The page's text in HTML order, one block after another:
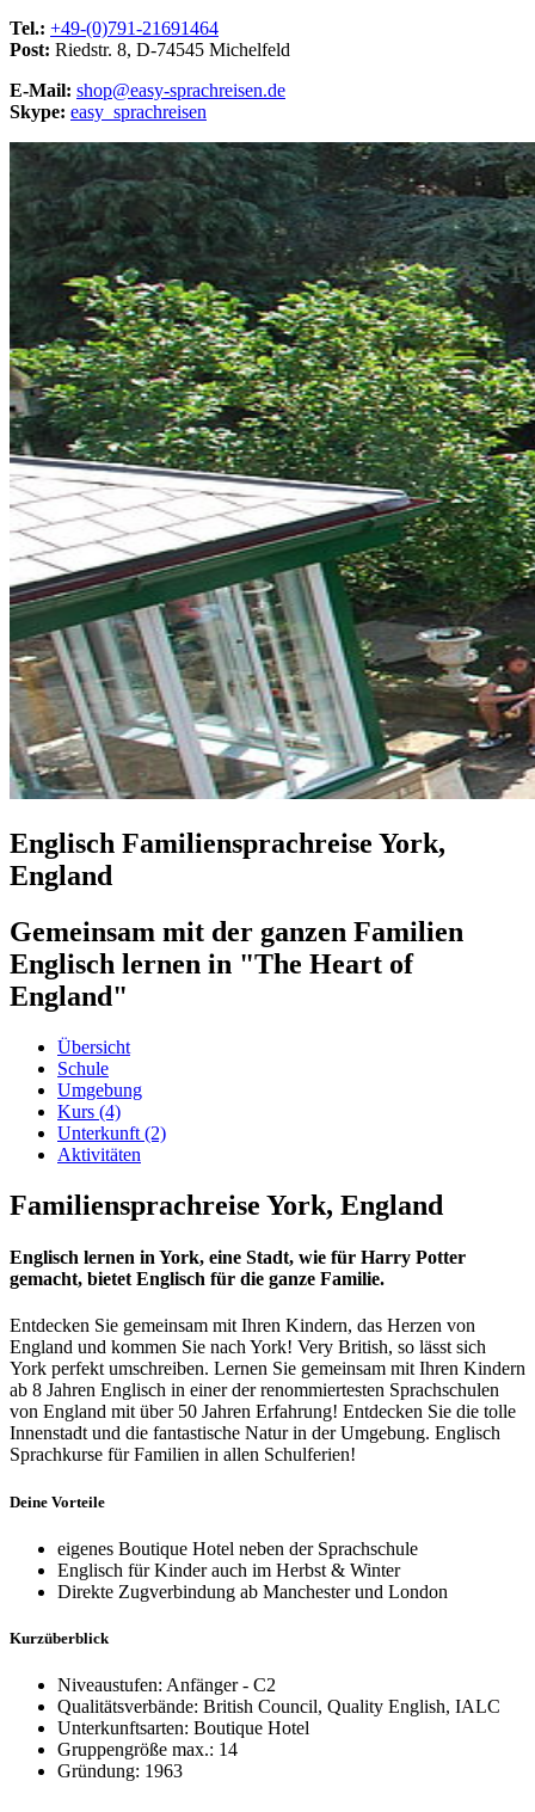
Tel.: +49-(0)791-21691464
Post: Riedstr. 8, D-74545 Michelfeld
E-Mail: shop@easy-sprachreisen.de
Skype: easy_sprachreisen
Englisch Familiensprachreise York,
England
Gemeinsam mit der ganzen Familien
Englisch lernen in "The Heart of
England"
Übersicht
Schule
Umgebung
Kurs (4)
Unterkunft (2)
Aktivitäten
Familiensprachreise York, England
Englisch lernen in York, eine Stadt, wie für Harry Potter
gemacht, bietet Englisch für die ganze Familie.
Entdecken Sie gemeinsam mit Ihren Kindern, das Herzen von
England und kommen Sie nach York! Very British, so lässt sich
York perfekt umschreiben. Lernen Sie gemeinsam mit Ihren Kindern
ab 8 Jahren Englisch in einer der renommiertesten Sprachschulen
von England mit über 50 Jahren Erfahrung! Entdecken Sie die tolle
Innenstadt und die fantastische Natur in der Umgebung. Englisch
Sprachkurse für Familien in allen Schulferien!
Deine Vorteile
eigenes Boutique Hotel neben der Sprachschule
Englisch für Kinder auch im Herbst & Winter
Direkte Zugverbindung ab Manchester und London
Kurzüberblick
Niveaustufen: Anfänger - C2
Qualitätsverbände: British Council, Quality English, IALC
Unterkunftsarten: Boutique Hotel
Gruppengröße max.: 14
Gründung: 1963